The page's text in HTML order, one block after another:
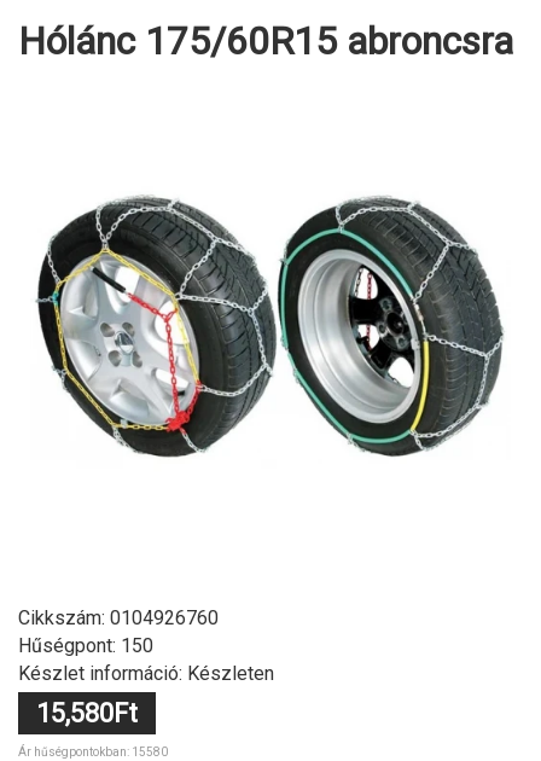
Hólánc 175/60R15 abroncsra
Cikkszám: 0104926760
Hűségpont: 150
Készlet információ: Készleten
15,580Ft
Ár hűségpontokban: 15580